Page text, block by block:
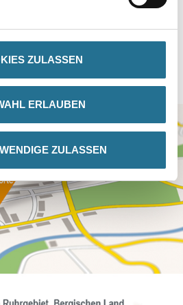
ZULASSEN
ERLAUBEN
ZULASSEN